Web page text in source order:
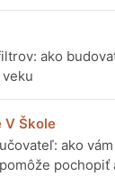
ako
V Škole
ako
pochopiť